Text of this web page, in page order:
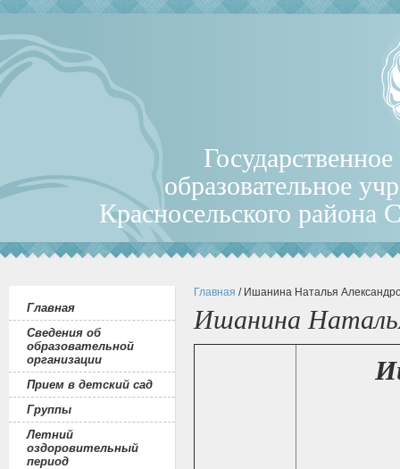
Главная
Сведения об
образовательной
организации
Прием в детский сад
Группы
Летний
оздоровительный
период
Главная / Ишанина Наталья
Ишанина
образовательное
Красносельского